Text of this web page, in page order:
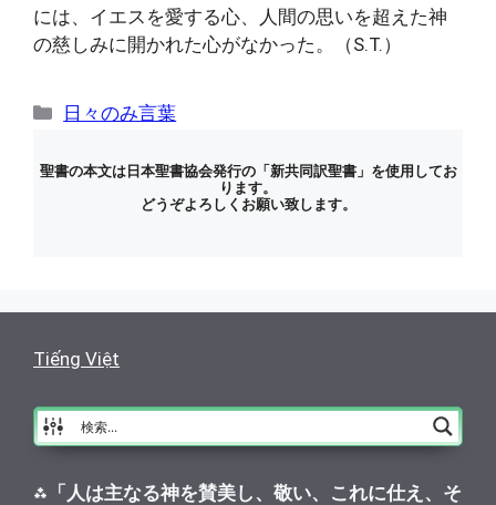
には、イエスを愛する心、人間の思いを超えた神
の慈しみに開かれた心がなかった。（S.T.）
カ
ゴ
日々のみ言葉
聖書の本文は日本聖書協会発行の「新共同訳聖書」を使用してお
ります。
どうぞよろしくお願い致します。
Tiếng Việt
⁂ 「人は主なる神を賛美し、敬い、これに仕え、そ